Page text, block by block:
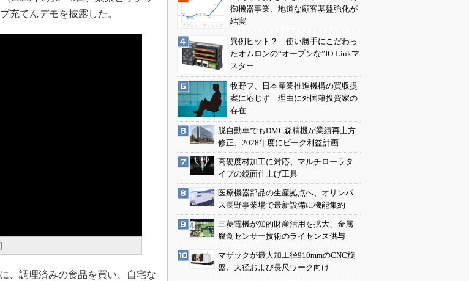
3Dプリンタ
デジタルツインとCAE
充てんデモを披露した。
、調理済みの食品を買い、自宅な
御機器事業、地道な顧客基盤強化が
結実
異例ヒット？ 使い勝手にこだわっ
たオムロンの“オープンな”IO-Linkマ
スター
牧野フ、日本産業推進機構の買収提
案に応じず 理由に外国籍投資家の
存在
脱自動車でもDMG森精機が業績再上方
修正、2028年度にピーク利益計画
高硬度材加工に対応、マルチローラタ
イプの鏡面仕上げ工具
医療機器部品の生産拠点へ、オリンパ
ス長野事業場で最新設備に機能集約
三菱電機が知的財産活用を拡大、金属
腐食センサー技術のライセンス供与
マザックが最大加工径910mmのCNC旋
盤、大径および長尺ワーク向け